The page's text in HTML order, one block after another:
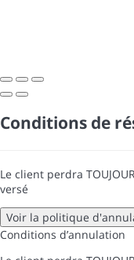
Conditions de
Le client perdra
versé
Voir la politique
Conditions d’annulation